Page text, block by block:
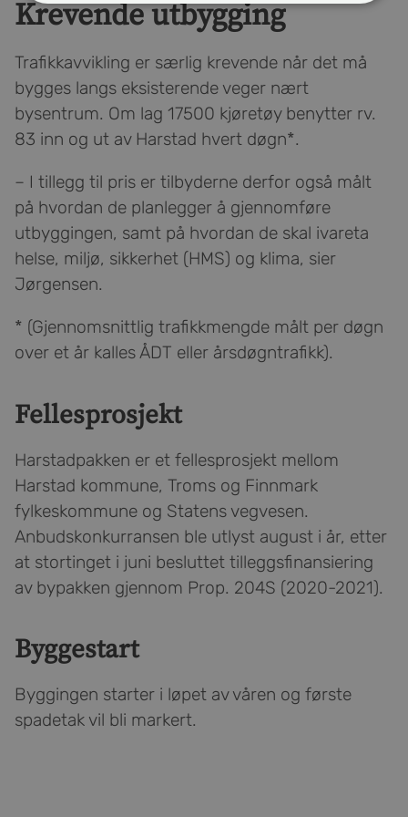
Krevende utbygging
Trafikkavvikling er særlig krevende når det må
bygges langs eksisterende veger nært
bysentrum. Om lag 17500 kjøretøy benytter rv.
83 inn og ut av Harstad hvert døgn*.
– I tillegg til pris er tilbyderne derfor også målt
på hvordan de planlegger å gjennomføre
utbyggingen, samt på hvordan de skal ivareta
helse, miljø, sikkerhet (HMS) og klima, sier
Jørgensen.
* (Gjennomsnittlig trafikkmengde målt per døgn
over et år kalles ÅDT eller årsdøgntrafikk).
Fellesprosjekt
Harstadpakken er et fellesprosjekt mellom
Harstad kommune, Troms og Finnmark
fylkeskommune og Statens vegvesen.
Anbudskonkurransen ble utlyst august i år, etter
at stortinget i juni besluttet tilleggsfinansiering
av bypakken gjennom Prop. 204S (2020-2021).
Byggestart
Byggingen starter i løpet av våren og første
spadetak vil bli markert.